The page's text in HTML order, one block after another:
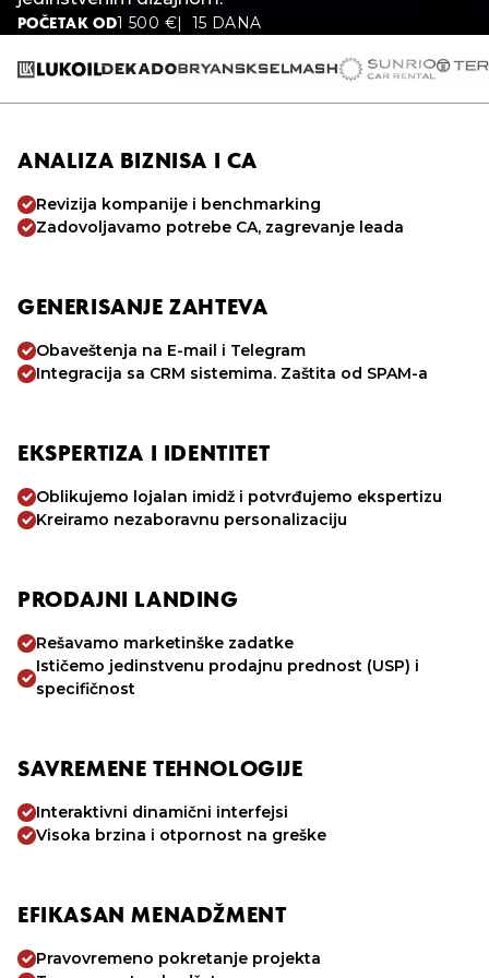
POČETAK OD1 500 € 15 DANA
ANALIZA BIZNISA I CA
Revizija kompanije i benchmarking
Zadovoljavamo potrebe CA, zagrevanje leada
GENERISANJE ZAHTEVA
Obaveštenja na E-mail i Telegram
Integracija sa CRM sistemima. Zaštita od SPAM-a
EKSPERTIZA I IDENTITET
Oblikujemo lojalan imidž i potvrđujemo ekspertizu
Kreiramo nezaboravnu personalizaciju
PRODAJNI LANDING
Rešavamo marketinške zadatke
Ističemo jedinstvenu prodajnu prednost (USP) i
specifičnost
SAVREMENE TEHNOLOGIJE
Interaktivni dinamični interfejsi
Visoka brzina i otpornost na greške
EFIKASAN MENADŽMENT
Pravovremeno pokretanje projekta